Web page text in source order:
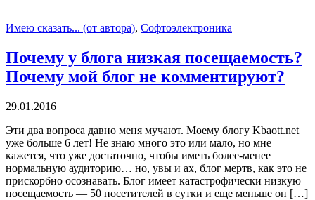
Имею сказать... (от автора), Софтоэлектроника
Почему у блога низкая посещаемость?
Почему мой блог не комментируют?
29.01.2016
Эти два вопроса давно меня мучают. Моему блогу Kbaott.net
уже больше 6 лет! Не знаю много это или мало, но мне
кажется, что уже достаточно, чтобы иметь более-менее
нормальную аудиторию… но, увы и ах, блог мертв, как это не
прискорбно осознавать. Блог имеет катастрофически низкую
посещаемость — 50 посетителей в сутки и еще меньше он […]